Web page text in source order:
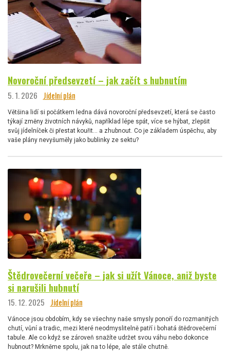
Novoroční předsevzetí – jak začít s hubnutím
5. 1. 2026 Jídelní plán
Většina lidí si počátkem ledna dává novoroční předsevzetí, která se často
týkají změny životních návyků, například lépe spát, více se hýbat, zlepšit
svůj jídelníček či přestat kouřit… a zhubnout. Co je základem úspěchu, aby
vaše plány nevyšuměly jako bublinky ze sektu?
Štědrovečerní večeře – jak si užít Vánoce, aniž byste
si narušili hubnutí
15. 12. 2025 Jídelní plán
Vánoce jsou obdobím, kdy se všechny naše smysly ponoří do rozmanitých
chutí, vůní a tradic, mezi které neodmyslitelně patří i bohatá štědrovečerní
tabule. Ale co když se zároveň snažíte udržet svou váhu nebo dokonce
hubnout? Mrkněme spolu, jak na to lépe, ale stále chutně.